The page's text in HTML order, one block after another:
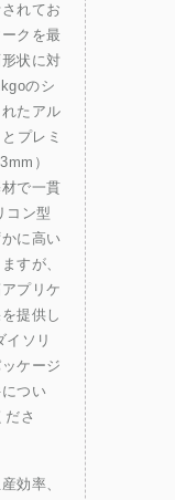
れてお
クを最
状に対
のシ
たアル
プレミ
）
で一貫
コン型
に高い
すが、
プリケ
提供し
イソリ
ケージ
つい
さ
効率、